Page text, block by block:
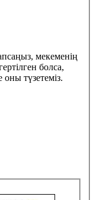
мекеменің
болса,
оны түзетеміз.